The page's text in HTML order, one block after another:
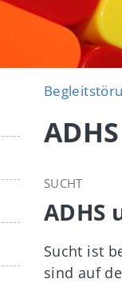
SUCHT
ADHS
Sucht ist
sind auf